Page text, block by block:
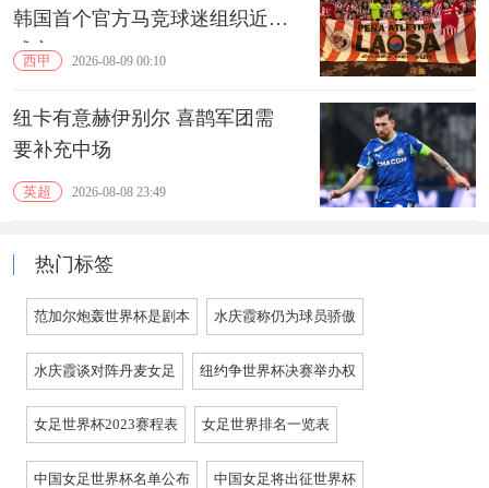
韩国首个官方马竞球迷组织近期
成立
西甲 2026-08-09 00:10
纽卡有意赫伊别尔 喜鹊军团需
要补充中场
英超 2026-08-08 23:49
热门标签
范加尔炮轰世界杯是剧本 水庆霞称仍为球员骄傲
水庆霞谈对阵丹麦女足 纽约争世界杯决赛举办权
女足世界杯2023赛程表 女足世界排名一览表
中国女足世界杯名单公布 中国女足将出征世界杯